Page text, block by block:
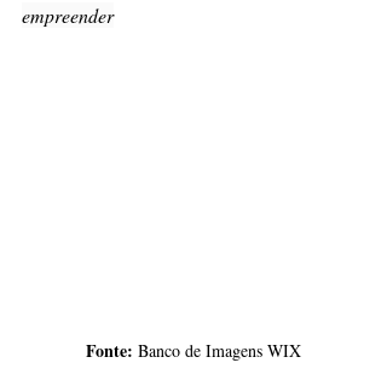
empreender
Fonte: Banco de Imagens WIX